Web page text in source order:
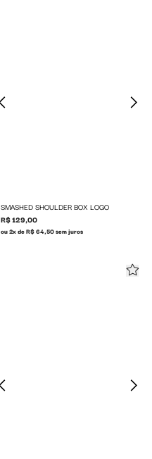
SMASHED SHOULDER BOX LOGO
R$ 129,00
ou 2x de R$ 64,50 sem juros